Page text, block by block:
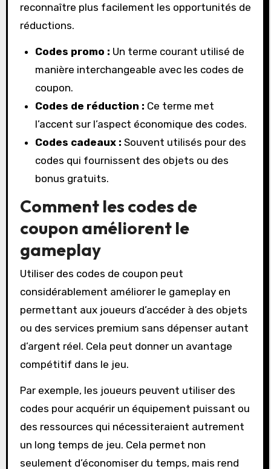
reconnaître plus facilement les opportunités de
réductions.
Codes promo : Un terme courant utilisé de
manière interchangeable avec les codes de
coupon.
Codes de réduction : Ce terme met
l’accent sur l’aspect économique des codes.
Codes cadeaux : Souvent utilisés pour des
codes qui fournissent des objets ou des
bonus gratuits.
Comment les codes de
coupon améliorent le
gameplay
Utiliser des codes de coupon peut
considérablement améliorer le gameplay en
permettant aux joueurs d’accéder à des objets
ou des services premium sans dépenser autant
d’argent réel. Cela peut donner un avantage
compétitif dans le jeu.
Par exemple, les joueurs peuvent utiliser des
codes pour acquérir un équipement puissant ou
des ressources qui nécessiteraient autrement
un long temps de jeu. Cela permet non
seulement d’économiser du temps, mais rend